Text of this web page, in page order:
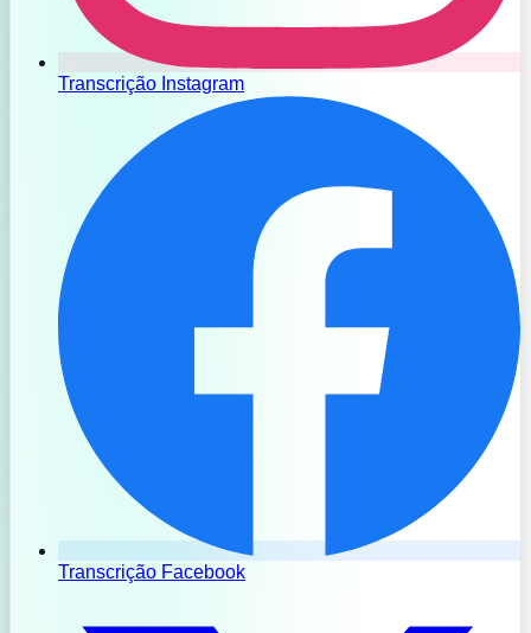
Transcrição Instagram
Transcrição Facebook